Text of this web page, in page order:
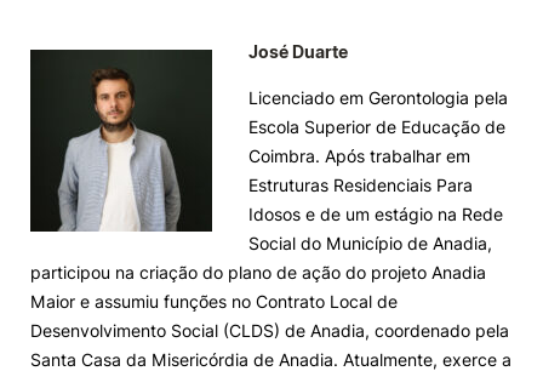
José Duarte
Licenciado em Gerontologia pela
Escola Superior de Educação de
Coimbra. Após trabalhar em
Estruturas Residenciais Para
Idosos e de um estágio na Rede
Social do Município de Anadia,
participou na criação do plano de ação do projeto Anadia
Maior e assumiu funções no Contrato Local de
Desenvolvimento Social (CLDS) de Anadia, coordenado pela
Santa Casa da Misericórdia de Anadia. Atualmente, exerce a